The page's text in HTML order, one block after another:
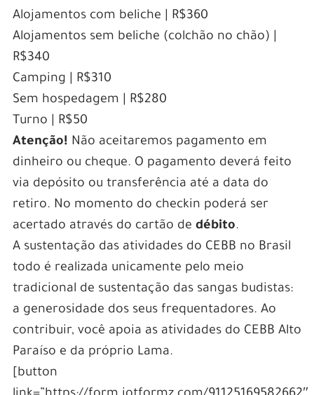
Alojamentos com beliche | R$360
Alojamentos sem beliche (colchão no chão) |
R$340
Camping | R$310
Sem hospedagem | R$280
Turno | R$50
Atenção! Não aceitaremos pagamento em
dinheiro ou cheque. O pagamento deverá feito
via depósito ou transferência até a data do
retiro. No momento do checkin poderá ser
acertado através do cartão de débito.
A sustentação das atividades do CEBB no Brasil
todo é realizada unicamente pelo meio
tradicional de sustentação das sangas budistas:
a generosidade dos seus frequentadores. Ao
contribuir, você apoia as atividades do CEBB Alto
Paraíso e da próprio Lama.
[button